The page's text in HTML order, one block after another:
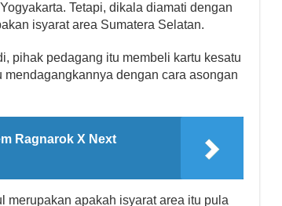
Tetapi, dikala diamati dengan
isyarat area Sumatera Selatan.
pihak pedagang itu membeli kartu kesatu
dengan cara asongan
Ragnarok X Next
merupakan apakah isyarat area itu pula